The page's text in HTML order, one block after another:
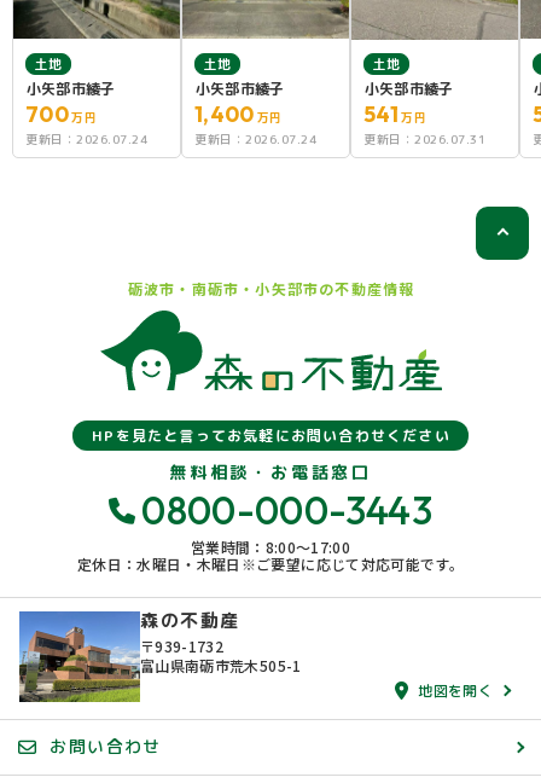
土地
小矢部市綾子
700万円
更新日： 2026.07.24
土地
小矢部市綾子
1,400 万円
更新日： 2026.07.24
土地
小矢部市綾子
541 万円
更新日： 2026.07.31
砺波市・南砺市・小矢部市の不動産情報
HPを見たと言ってお気軽にお問い合わせください
無料相談・お電話窓口
0800-000-3443
営業時間：8:00〜17:00
定休日：水曜日・木曜日※ご要望に応じて対応可能です。
森の不動産
〒939-1732
富山県南砺市荒木505-1
地図を開く
お問い合わせ